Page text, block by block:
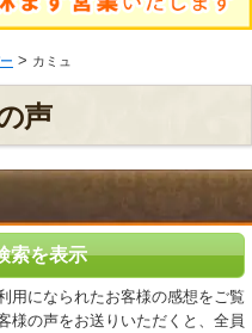
> カミュ
声
索を表示
用になられたお客様の感想をご覧
様の声をお送りいただくと、全員